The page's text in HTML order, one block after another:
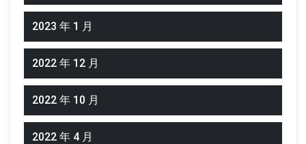
2023 年 1 月
2022 年 12 月
2022 年 10 月
2022 年 4 月